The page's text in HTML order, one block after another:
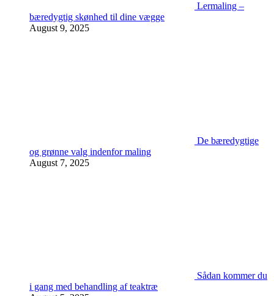
Lermaling –
bæredygtig skønhed til dine vægge
August 9, 2025
De bæredygtige
og grønne valg indenfor maling
August 7, 2025
Sådan kommer du
i gang med behandling af teaktræ